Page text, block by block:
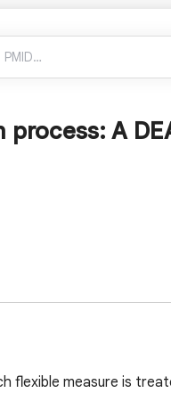
A
flexible measure is